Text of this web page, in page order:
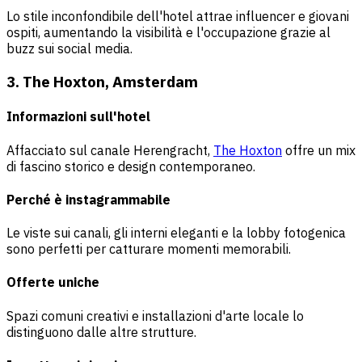
Lo stile inconfondibile dell'hotel attrae influencer e giovani
ospiti, aumentando la visibilità e l'occupazione grazie al
buzz sui social media.
3. The Hoxton, Amsterdam
Informazioni sull'hotel
Affacciato sul canale Herengracht, The Hoxton offre un mix
di fascino storico e design contemporaneo.
Perché è instagrammabile
Le viste sui canali, gli interni eleganti e la lobby fotogenica
sono perfetti per catturare momenti memorabili.
Offerte uniche
Spazi comuni creativi e installazioni d'arte locale lo
distinguono dalle altre strutture.